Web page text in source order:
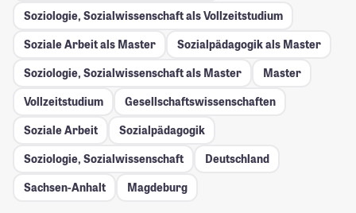
Soziologie, Sozialwissenschaft als Vollzeitstudium
Soziale Arbeit als Master
Sozialpädagogik als Master
Soziologie, Sozialwissenschaft als Master
Master
Vollzeitstudium
Gesellschafts­wissenschaften
Soziale Arbeit
Sozialpädagogik
Soziologie, Sozialwissenschaft
Deutschland
Sachsen-Anhalt
Magdeburg